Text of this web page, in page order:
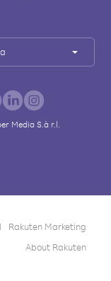
Media S.à r.l.
Rakuten Marketing
About Rakuten